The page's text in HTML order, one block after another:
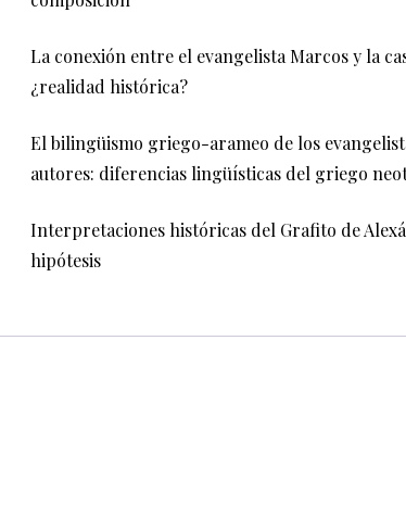
La conexión entre el evangelista Marcos y la
¿realidad histórica?
El bilingüismo griego-arameo de los
autores: diferencias lingüísticas del griego
Interpretaciones históricas del Grafito de
hipótesis